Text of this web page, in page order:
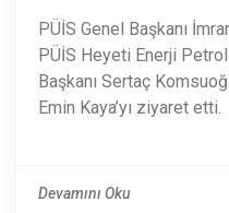
PÜİS Genel Başkanı
PÜİS Heyeti Enerji Petrol
Başkanı Sertaç
Emin Kaya’yı ziyaret etti.
Devamını Oku